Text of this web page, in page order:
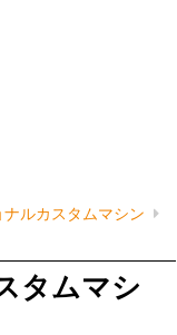
ルカスタムマシン
タムマシ